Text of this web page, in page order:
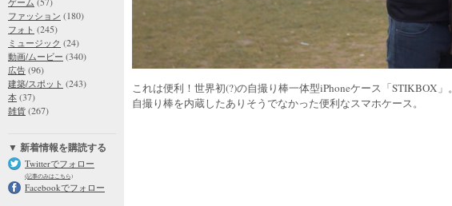
ファッション (180)
フォト (245)
ミュージック (24)
動画/ムービー (340)
広告 (96)
建築/スポット (243)
本 (37)
雑貨 (267)
▼ 新着情報を購読する
Twitterでフォロー
(記事のみはこちら)
Facebookでフォロー
これは便利！世界初(?)の自撮り棒一体型iPhoneケース「STIKBOX」。
自撮り棒を内蔵したありそうでなかった便利なスマホケース。